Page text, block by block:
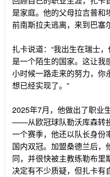
是家庭。他的父母拉吉普和
前南斯拉夫逃离，来到巴塞
扎卡说道：“我出生在瑞士
是一个陌生的国家。这让我
小时候一路走来的努力，你
想已经实现了。”
2025年7月，他做出了职业
——从欧冠球队勒沃库森转
一个赛季，他还以队长身份
国内双冠。加盟桑德兰后，
同，并很快被主教练勒布里
决定有不少质疑，但扎卡有